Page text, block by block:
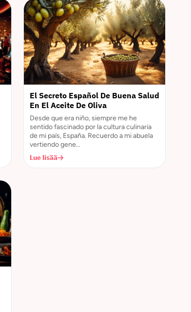
El Secreto Español De Buena Salud
En El Aceite De Oliva
Desde que era niño, siempre me he
sentido fascinado por la cultura culinaria
de mi país, España. Recuerdo a mi abuela
vertiendo gene...
Lue lisää